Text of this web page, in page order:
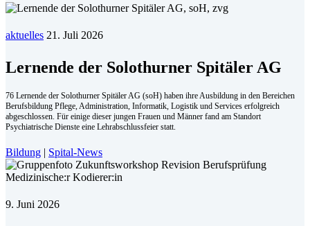
aktuelles 21. Juli 2026
Lernende der Solothurner Spitäler AG
76 Lernende der Solothurner Spitäler AG (soH) haben ihre Ausbildung in den Bereichen
Berufsbildung Pflege, Administration, Informatik, Logistik und Services erfolgreich
abgeschlossen. Für einige dieser jungen Frauen und Männer fand am Standort
Psychiatrische Dienste eine Lehrabschlussfeier statt.
Bildung | Spital-News
9. Juni 2026